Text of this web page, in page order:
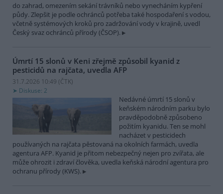
do zahrad, omezením sekání trávníků nebo vynecháním kypření
půdy. Zlepšit je podle ochránců potřeba také hospodaření s vodou,
včetně systémových kroků pro zadržování vody v krajině, uvedl
Český svaz ochránců přírody (ČSOP).
Úmrtí 15 slonů v Keni zřejmě způsobil kyanid z
pesticidů na rajčata, uvedla AFP
31.7.2026 10:49 (ČTK)
Diskuse: 2
Nedávné úmrtí 15 slonů v
keňském národním parku bylo
pravděpodobně způsobeno
požitím kyanidu. Ten se mohl
nacházet v pesticidech
používaných na rajčata pěstovaná na okolních farmách, uvedla
agentura AFP. Kyanid je přitom nebezpečný nejen pro zvířata, ale
může ohrozit i zdraví člověka, uvedla keňská národní agentura pro
ochranu přírody (KWS).